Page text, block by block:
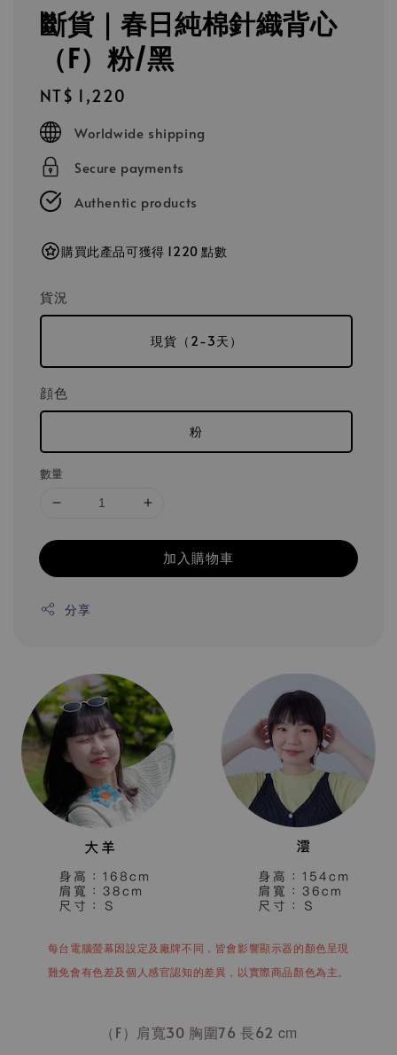
斷貨｜春日純棉針織背心
（F）粉/黑
Regular
price
NT$ 1,220
Worldwide shipping
Secure payments
Authentic products
購買此產品可獲得 1220 點數
貨況
現貨（2-3天）
顔色
粉
數量
加入購物車
分享
每台電腦螢幕因設定及廠牌不同，皆會影響顯示器的顏色呈現
難免會有色差及個人感官認知的差異，以實際商品顏色為主。
（F）肩寬30 胸圍76 長62 cm